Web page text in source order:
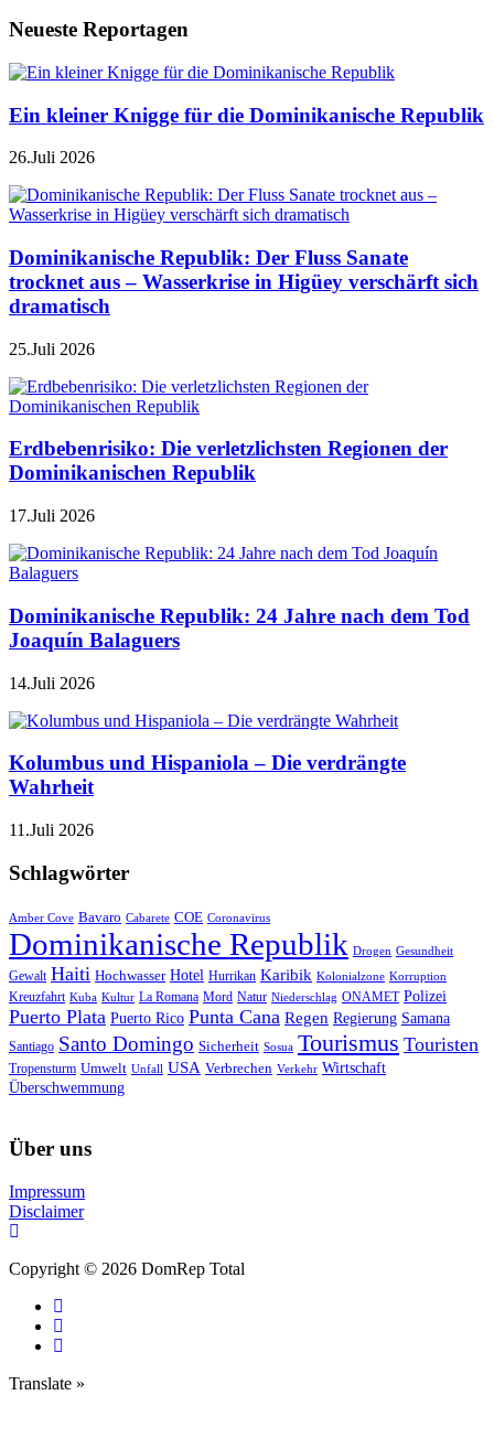
Neueste Reportagen
Ein kleiner Knigge für die Dominikanische Republik
26.Juli 2026
Dominikanische Republik: Der Fluss Sanate
trocknet aus – Wasserkrise in Higüey verschärft sich
dramatisch
25.Juli 2026
Erdbebenrisiko: Die verletzlichsten Regionen der
Dominikanischen Republik
17.Juli 2026
Dominikanische Republik: 24 Jahre nach dem Tod
Joaquín Balaguers
14.Juli 2026
Kolumbus und Hispaniola – Die verdrängte
Wahrheit
11.Juli 2026
Schlagwörter
Amber Cove Bavaro Cabarete COE Coronavirus
Dominikanische Republik Drogen Gesundheit
Gewalt Haiti Hochwasser Hotel Hurrikan Karibik Kolonialzone Korruption
Kreuzfahrt Kuba Kultur La Romana Mord Natur Niederschlag ONAMET Polizei
Puerto Plata Puerto Rico Punta Cana Regen Regierung Samana
Santiago Santo Domingo Sicherheit Sosua Tourismus Touristen
Tropensturm Umwelt Unfall USA Verbrechen Verkehr Wirtschaft
Überschwemmung
Über uns
Impressum
Disclaimer
Copyright © 2026 DomRep Total
Translate »